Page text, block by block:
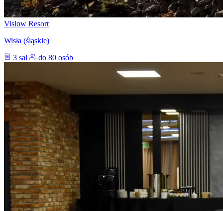
Vislow Resort
Wisła (śląskie)
3 sal
do 80 osób